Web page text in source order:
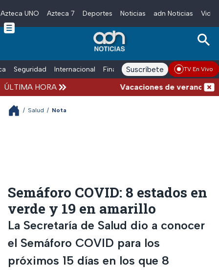
Skip to main content
Azteca UNO Azteca 7 Deportes Noticias adn Noticias
Seguridad Internacional Finanzas adn Noticias Radio
Suscríbete TV En Vivo
ÚLTIMA HORA Vacaciones de verano
/ Salud / Nota
Semáforo COVID: 8 estados en
verde y 19 en amarillo
La Secretaría de Salud dio a conocer
el Semáforo COVID para los
próximos 15 días en los que 8